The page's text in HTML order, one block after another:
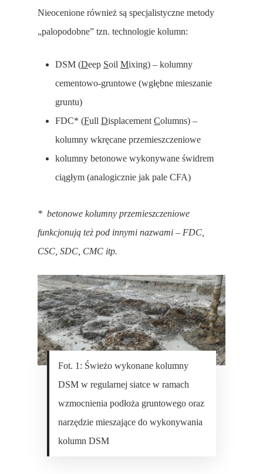
Nieocenione również są specjalistyczne metody
„palopodobne” tzn. technologie kolumn:
DSM (Deep SoilMixing) – kolumny
cementowo-gruntowe (wgłębne mieszanie
gruntu)
FDC* (FullDisplacementColumns) –
kolumny wkręcane przemieszczeniowe
kolumny betonowe wykonywane świdrem
ciągłym (analogicznie jak pale CFA)
* betonowe kolumny przemieszczeniowe
funkcjonują też pod innymi nazwami – FDC,
CSC, SDC, CMC itp.
Fot. 1: Świeżo wykonane kolumny
DSM w regularnej siatce w ramach
wzmocnienia podłoża gruntowego oraz
narzędzie mieszające do wykonywania
kolumn DSM